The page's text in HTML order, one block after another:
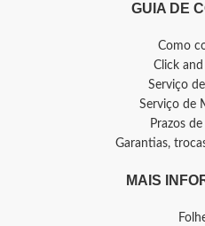
GUIA DE
Como
Click
Serviço
Serviço de
Prazos
Garantias,
MAIS